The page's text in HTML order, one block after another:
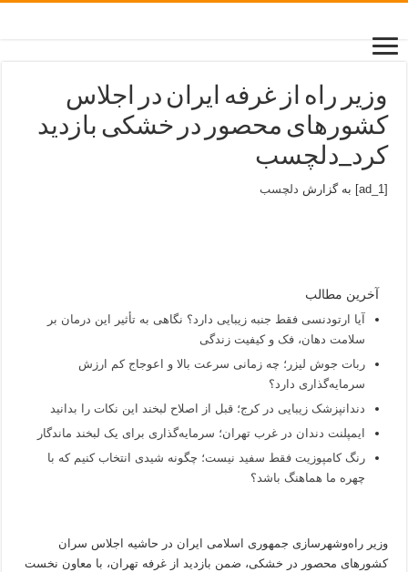
وزیر راه از غرفه ایران در اجلاس
کشورهای محصور در خشکی بازدید
کرد_دلچسب
[ad_1] به گزارش دلچسب
آخرین مطالب
آیا ارتودنسی فقط جنبه زیبایی دارد؟ نگاهی به تأثیر این درمان بر
سلامت دهان، فک و کیفیت زندگی
ربات جوش لیزر؛ چه زمانی سرعت بالا و اعوجاج کم ارزش
سرمایه‌گذاری دارد؟
دندانپزشک زیبایی در کرج؛ قبل از اصلاح لبخند این نکات را بدانید
ایمپلنت دندان در غرب تهران؛ سرمایه‌گذاری برای یک لبخند ماندگار
رنگ کامپوزیت فقط سفید نیست؛ چگونه شیدی انتخاب کنیم که با
چهره ما هماهنگ باشد؟
وزیر راه‌وشهرسازی جمهوری اسلامی ایران در حاشیه اجلاس سران
کشورهای محصور در خشکی، ضمن بازدید از غرفه تهران، با معاون نخست